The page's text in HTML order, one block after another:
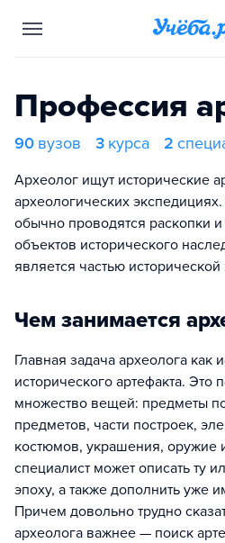
Профессия
90 вузов 3 курса 2
Археолог ищут исторические
археологических
обычно проводятся раскопки
объектов исторического
является частью исторической
Чем занимается
Главная задача археолога как
исторического артефакта. Это
множество вещей: предметы
предметов, части построек,
костюмов, украшения, оружие
специалист может описать ту
эпоху, а также дополнить уже
Причем довольно трудно
археолога важнее — поиск